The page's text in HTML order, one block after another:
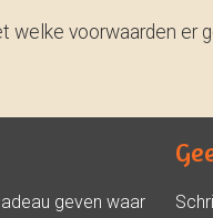
voorwaarden er
geven waar